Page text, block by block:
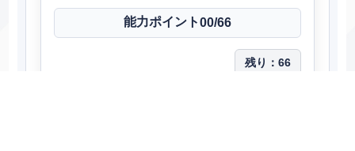
能力ポイント00/66
残り： 66